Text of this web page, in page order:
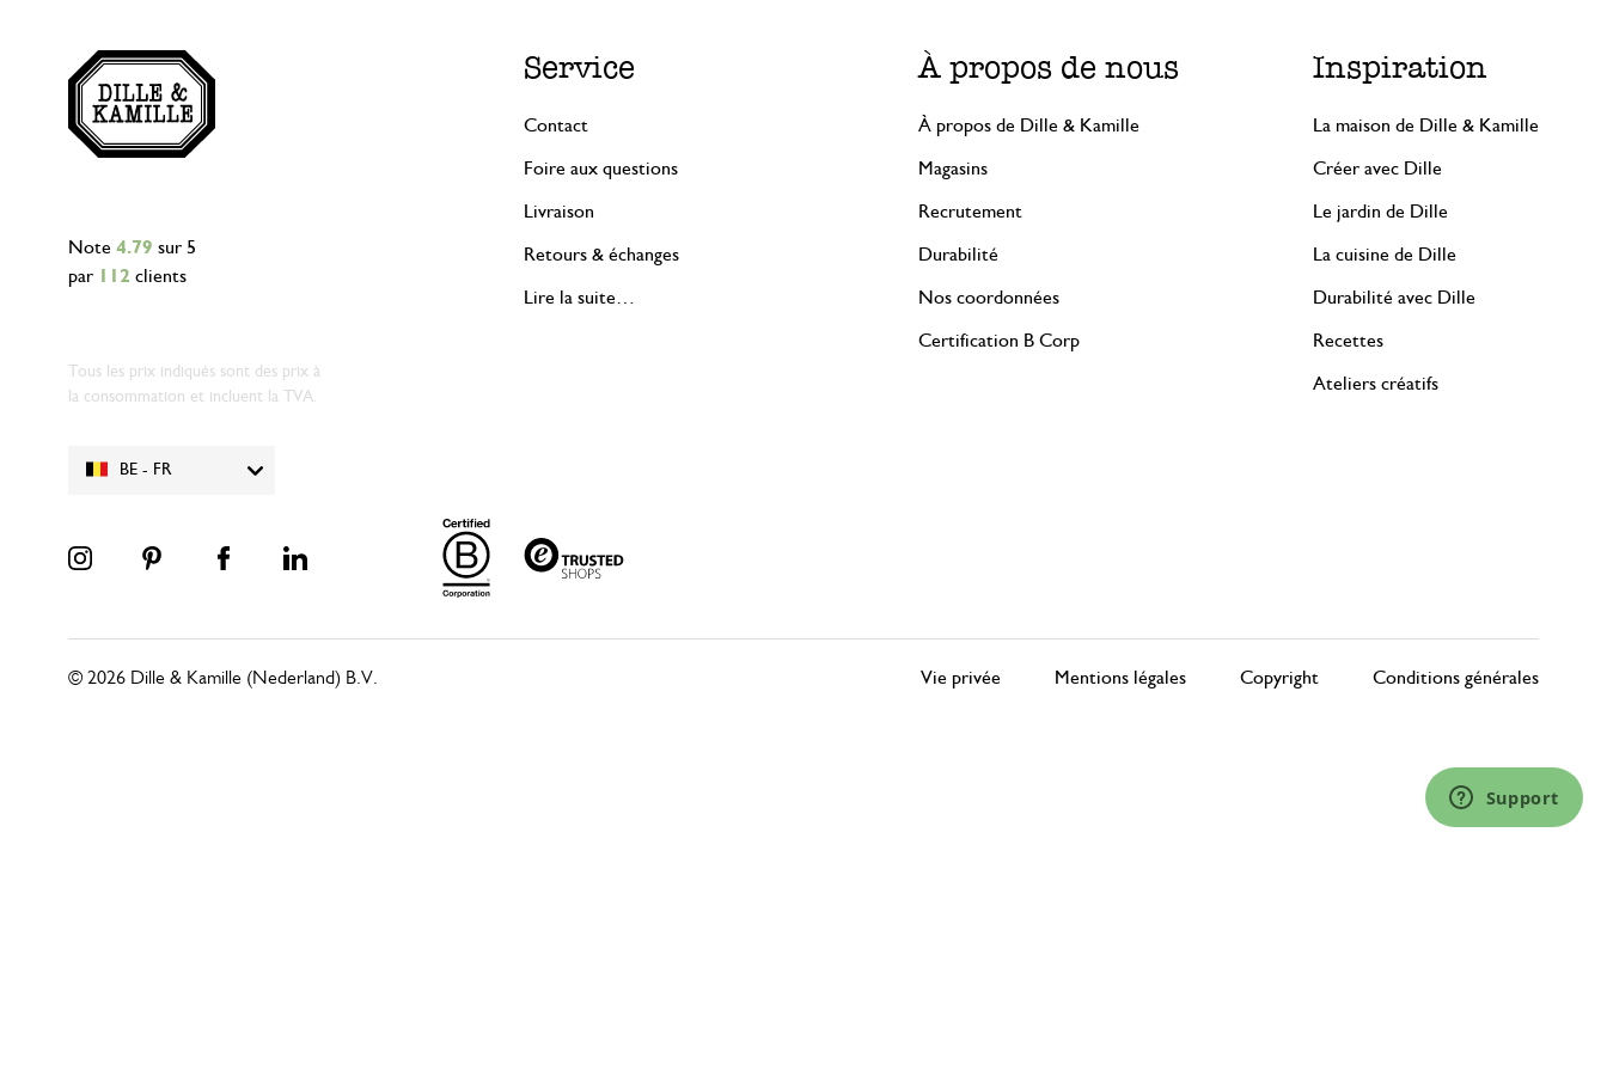
BE - FR
Note 4.79 sur 5
par
112 clients
Tous les prix indiqués sont des prix à
la consommation et incluent la TVA.
Service
Contact
Foire aux questions
Livraison
Retours & échanges
Lire la suite…
À propos de nous
À propos de Dille & Kamille
Magasins
Recrutement
Durabilité
Nos coordonnées
Certification B Corp
Inspiration
La maison de Dille & Kamille
Créer avec Dille
Le jardin de Dille
La cuisine de Dille
Durabilité avec Dille
Recettes
Ateliers créatifs
Vie privée Mentions légales Copyright Conditions générales
© 2026 Dille & Kamille (Nederland) B.V.
Support